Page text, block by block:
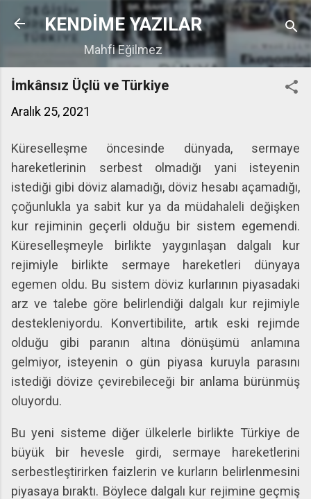
Ana içeriğe atla
KENDİME YAZILAR
Mahfi Eğilmez
İmkânsız Üçlü ve Türkiye
Aralık 25, 2021
Küreselleşme öncesinde dünyada, sermaye
hareketlerinin serbest olmadığı yani isteyenin
istediği gibi döviz alamadığı, döviz hesabı açamadığı,
çoğunlukla ya sabit kur ya da müdahaleli değişken
kur rejiminin geçerli olduğu bir sistem egemendi.
Küreselleşmeyle birlikte yaygınlaşan dalgalı kur
rejimiyle birlikte sermaye hareketleri dünyaya
egemen oldu. Bu sistem döviz kurlarının piyasadaki
arz ve talebe göre belirlendiği dalgalı kur rejimiyle
destekleniyordu. Konvertibilite, artık eski rejimde
olduğu gibi paranın altına dönüşümü anlamına
gelmiyor, isteyenin o gün piyasa kuruyla parasını
istediği dövize çevirebileceği bir anlama bürünmüş
oluyordu.
Bu yeni sisteme diğer ülkelerle birlikte Türkiye de
büyük bir hevesle girdi, sermaye hareketlerini
serbestleştirirken faizlerin ve kurların belirlenmesini
piyasaya bıraktı. Böylece dalgalı kur rejimine geçmiş